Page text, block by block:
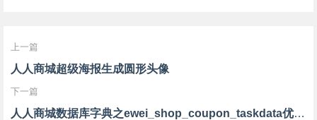
上一篇
人人商城超级海报生成圆形头像
下一篇
人人商城数据库字典之ewei_shop_coupon_taskdata优惠券任务数据表